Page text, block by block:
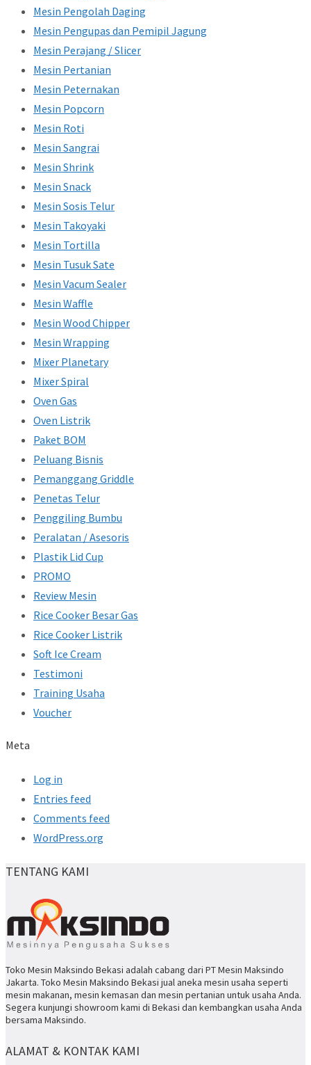
Mesin Pengolah Daging
Mesin Pengupas dan Pemipil Jagung
Mesin Perajang / Slicer
Mesin Pertanian
Mesin Peternakan
Mesin Popcorn
Mesin Roti
Mesin Sangrai
Mesin Shrink
Mesin Snack
Mesin Sosis Telur
Mesin Takoyaki
Mesin Tortilla
Mesin Tusuk Sate
Mesin Vacum Sealer
Mesin Waffle
Mesin Wood Chipper
Mesin Wrapping
Mixer Planetary
Mixer Spiral
Oven Gas
Oven Listrik
Paket BOM
Peluang Bisnis
Pemanggang Griddle
Penetas Telur
Penggiling Bumbu
Peralatan / Asesoris
Plastik Lid Cup
PROMO
Review Mesin
Rice Cooker Besar Gas
Rice Cooker Listrik
Soft Ice Cream
Testimoni
Training Usaha
Voucher
Meta
Log in
Entries feed
Comments feed
WordPress.org
TENTANG KAMI
Toko Mesin Maksindo Bekasi adalah cabang dari PT Mesin Maksindo
Jakarta. Toko Mesin Maksindo Bekasi jual aneka mesin usaha seperti
mesin makanan, mesin kemasan dan mesin pertanian untuk usaha Anda.
Segera kunjungi showroom kami di Bekasi dan kembangkan usaha Anda
bersama Maksindo.
ALAMAT & KONTAK KAMI